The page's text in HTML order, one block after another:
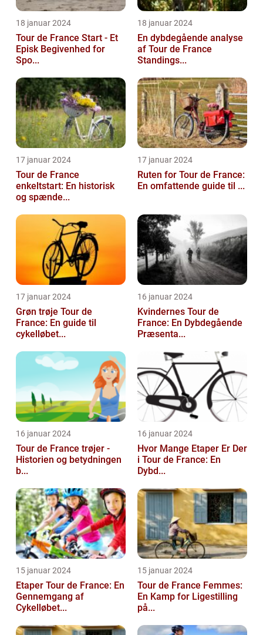
18 januar 2024
Tour de France Start - Et
Episk Begivenhed for
Spo...
18 januar 2024
En dybdegående analyse
af Tour de France
Standings...
17 januar 2024
Tour de France
enkeltstart: En historisk
og spænde...
17 januar 2024
Ruten for Tour de France:
En omfattende guide til ...
17 januar 2024
Grøn trøje Tour de
France: En guide til
cykelløbet...
16 januar 2024
Kvindernes Tour de
France: En Dybdegående
Præsenta...
16 januar 2024
Tour de France trøjer -
Historien og betydningen
b...
16 januar 2024
Hvor Mange Etaper Er Der
i Tour de France: En
Dybd...
15 januar 2024
Etaper Tour de France: En
Gennemgang af
Cykelløbet...
15 januar 2024
Tour de France Femmes:
En Kamp for Ligestilling
på...